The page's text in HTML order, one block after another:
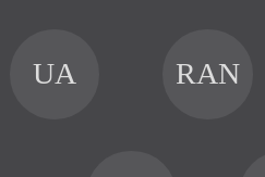
UA RAN